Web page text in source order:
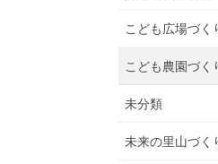
こども広場づく
こども農園づく
未分類
未来の里山づく